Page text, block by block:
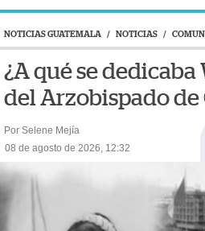
NOTICIAS GUATEMALA / NOTICIAS /
¿A qué se
del Arzobispado de
Por Selene Mejía
08 de agosto de 2026, 12:32